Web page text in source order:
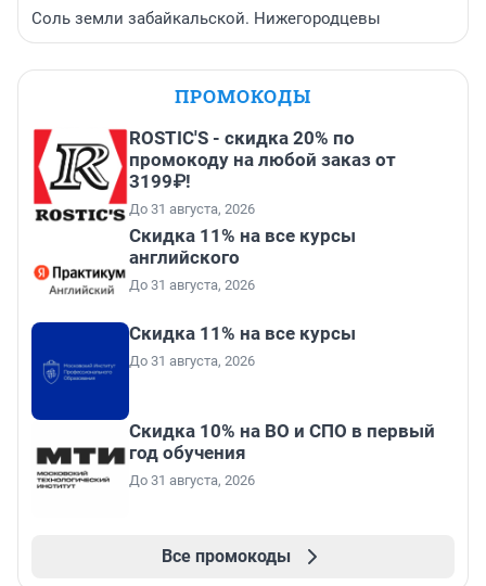
Соль земли забайкальской. Нижегородцевы
ПРОМОКОДЫ
ROSTIC'S - скидка 20% по
промокоду на любой заказ от
3199₽!
До 31 августа, 2026
Скидка 11% на все курсы
английского
До 31 августа, 2026
Скидка 11% на все курсы
До 31 августа, 2026
Скидка 10% на ВО и СПО в первый
год обучения
До 31 августа, 2026
Все промокоды